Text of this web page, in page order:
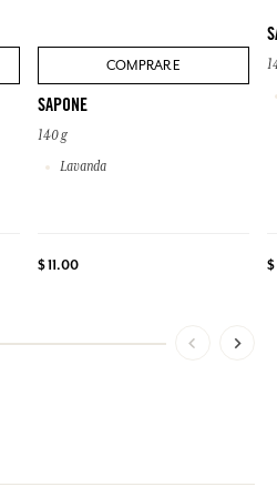
COMPRARE
SAPONE
140 g
Lavanda
$ 11.00 $